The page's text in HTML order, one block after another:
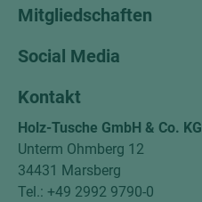
Mitgliedschaften
Social Media
Kontakt
Holz-Tusche GmbH & Co. KG
Unterm Ohmberg 12
34431 Marsberg
Tel.: +49 2992 9790-0